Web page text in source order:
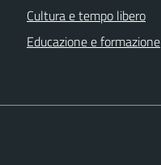
Cultura e tempo libero
Educazione e formazione